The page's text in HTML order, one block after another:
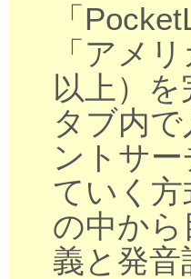
「
「アメ
以上）
タブ内
ントサ
ていく
の中か
義と発